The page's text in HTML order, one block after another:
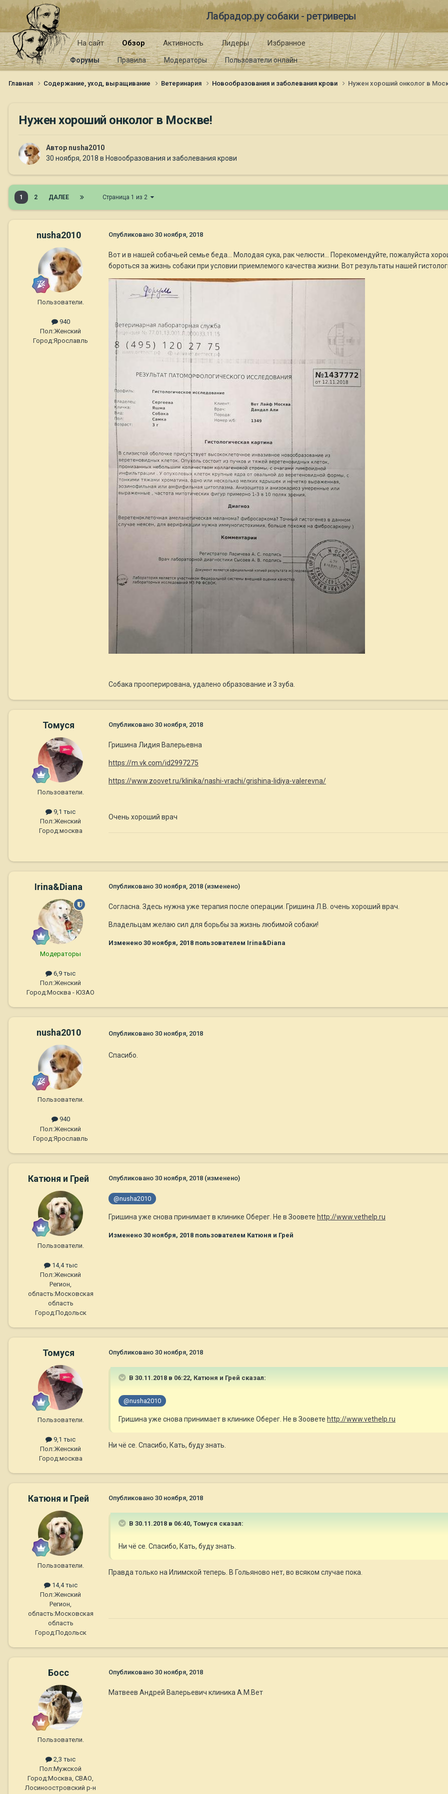
Лабрадор.ру собаки - ретриверы
На сайт Обзор
Форумы Правила Модераторы Пользователи онлайн
Активность Лидеры Избранное
Главная Содержание, уход, выращивание Ветеринария Новообразования и заболевания крови Нужен хороший онколог в
Нужен хороший онколог в Москве!
Автор nusha2010
30 ноября, 2018 в Новообразования и заболевания крови
1 2 ДАЛЕЕ Страница 1 из 2
nusha2010
Пользователи.
940
Пол:Женский
Город:Ярославль
Опубликовано 30 ноября, 2018
Вот и в нашей собачьей семье беда... Молодая сука, рак челюсти... Порекомендуйте, пожалуйста
бороться за жизнь собаки при условии приемлемого качества жизни. Вот результаты нашей
Собака прооперирована, удалено образование и 3 зуба.
Томуся
Пользователи.
9,1 тыс
Пол:Женский
Город:москва
Опубликовано 30 ноября, 2018
Гришина Лидия Валерьевна
https://m.vk.com/id2997275
https://www.zoovet.ru/klinika/nashi-vrachi/grishina-lidiya-valerevna/
Очень хороший врач
Irina&Diana
Модераторы
6,9 тыс
Пол:Женский
Город:Москва - ЮЗАО
Опубликовано 30 ноября, 2018 (изменено)
Согласна. Здесь нужна уже терапия после операции. Гришина Л.В. очень хороший врач.
Владельцам желаю сил для борьбы за жизнь любимой собаки!
Изменено 30 ноября, 2018 пользователем Irina&Diana
nusha2010
Пользователи.
940
Пол:Женский
Город:Ярославль
Опубликовано 30 ноября, 2018
Спасибо.
Катюня и Грей
Пользователи.
14,4 тыс
Пол:Женский
Регион,
область:Московская
область
Город:Подольск
Опубликовано 30 ноября, 2018 (изменено)
@nusha2010
Гришина уже снова принимает в клинике Оберег. Не в Зоовете http://www.vethelp.ru
Изменено 30 ноября, 2018 пользователем Катюня и Грей
Томуся
Пользователи.
9,1 тыс
Пол:Женский
Город:москва
Опубликовано 30 ноября, 2018
В 30.11.2018 в 06:22, Катюня и Грей сказал:
@nusha2010
Гришина уже снова принимает в клинике Оберег. Не в Зоовете http://www.vethelp.ru
Ни чё се. Спасибо, Кать, буду знать.
Катюня и Грей
Пользователи.
14,4 тыс
Пол:Женский
Регион,
область:Московская
область
Город:Подольск
Опубликовано 30 ноября, 2018
В 30.11.2018 в 06:40, Томуся сказал:
Ни чё се. Спасибо, Кать, буду знать.
Правда только на Илимской теперь. В Гольяново нет, во всяком случае пока.
Босс
Пользователи.
2,3 тыс
Пол:Мужской
Город:Москва, СВАО,
Лосиноостровский р-н
Опубликовано 30 ноября, 2018
Матвеев Андрей Валерьевич клиника А.М.Вет